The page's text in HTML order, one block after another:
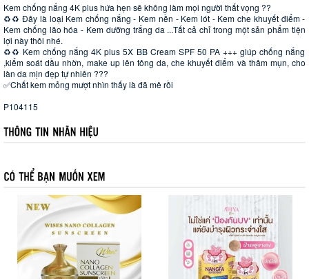
Kem chống nắng 4K plus hứa hẹn sẽ không làm mọi người thất vọng ??
♻️♻️ Đây là loại Kem chống nắng - Kem nền - Kem lót - Kem che khuyết điểm -
Kem chống lão hóa - Kem dưỡng trắng da ...Tất cả chỉ trong một sản phẩm tiện
lợi này thôi nhé.
♻️♻️ Kem chống nắng 4K plus 5X BB Cream SPF 50 PA +++ giúp chống nắng
,kiểm soát dầu nhờn, make up lên tông da, che khuyết điểm và thâm mụn, cho
làn da mịn đẹp tự nhiên ???
✅Chất kem mỏng mượt nhìn thấy là đã mê rồi
P104115